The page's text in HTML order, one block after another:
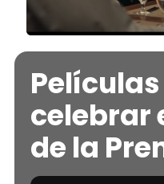
celebrar
de la